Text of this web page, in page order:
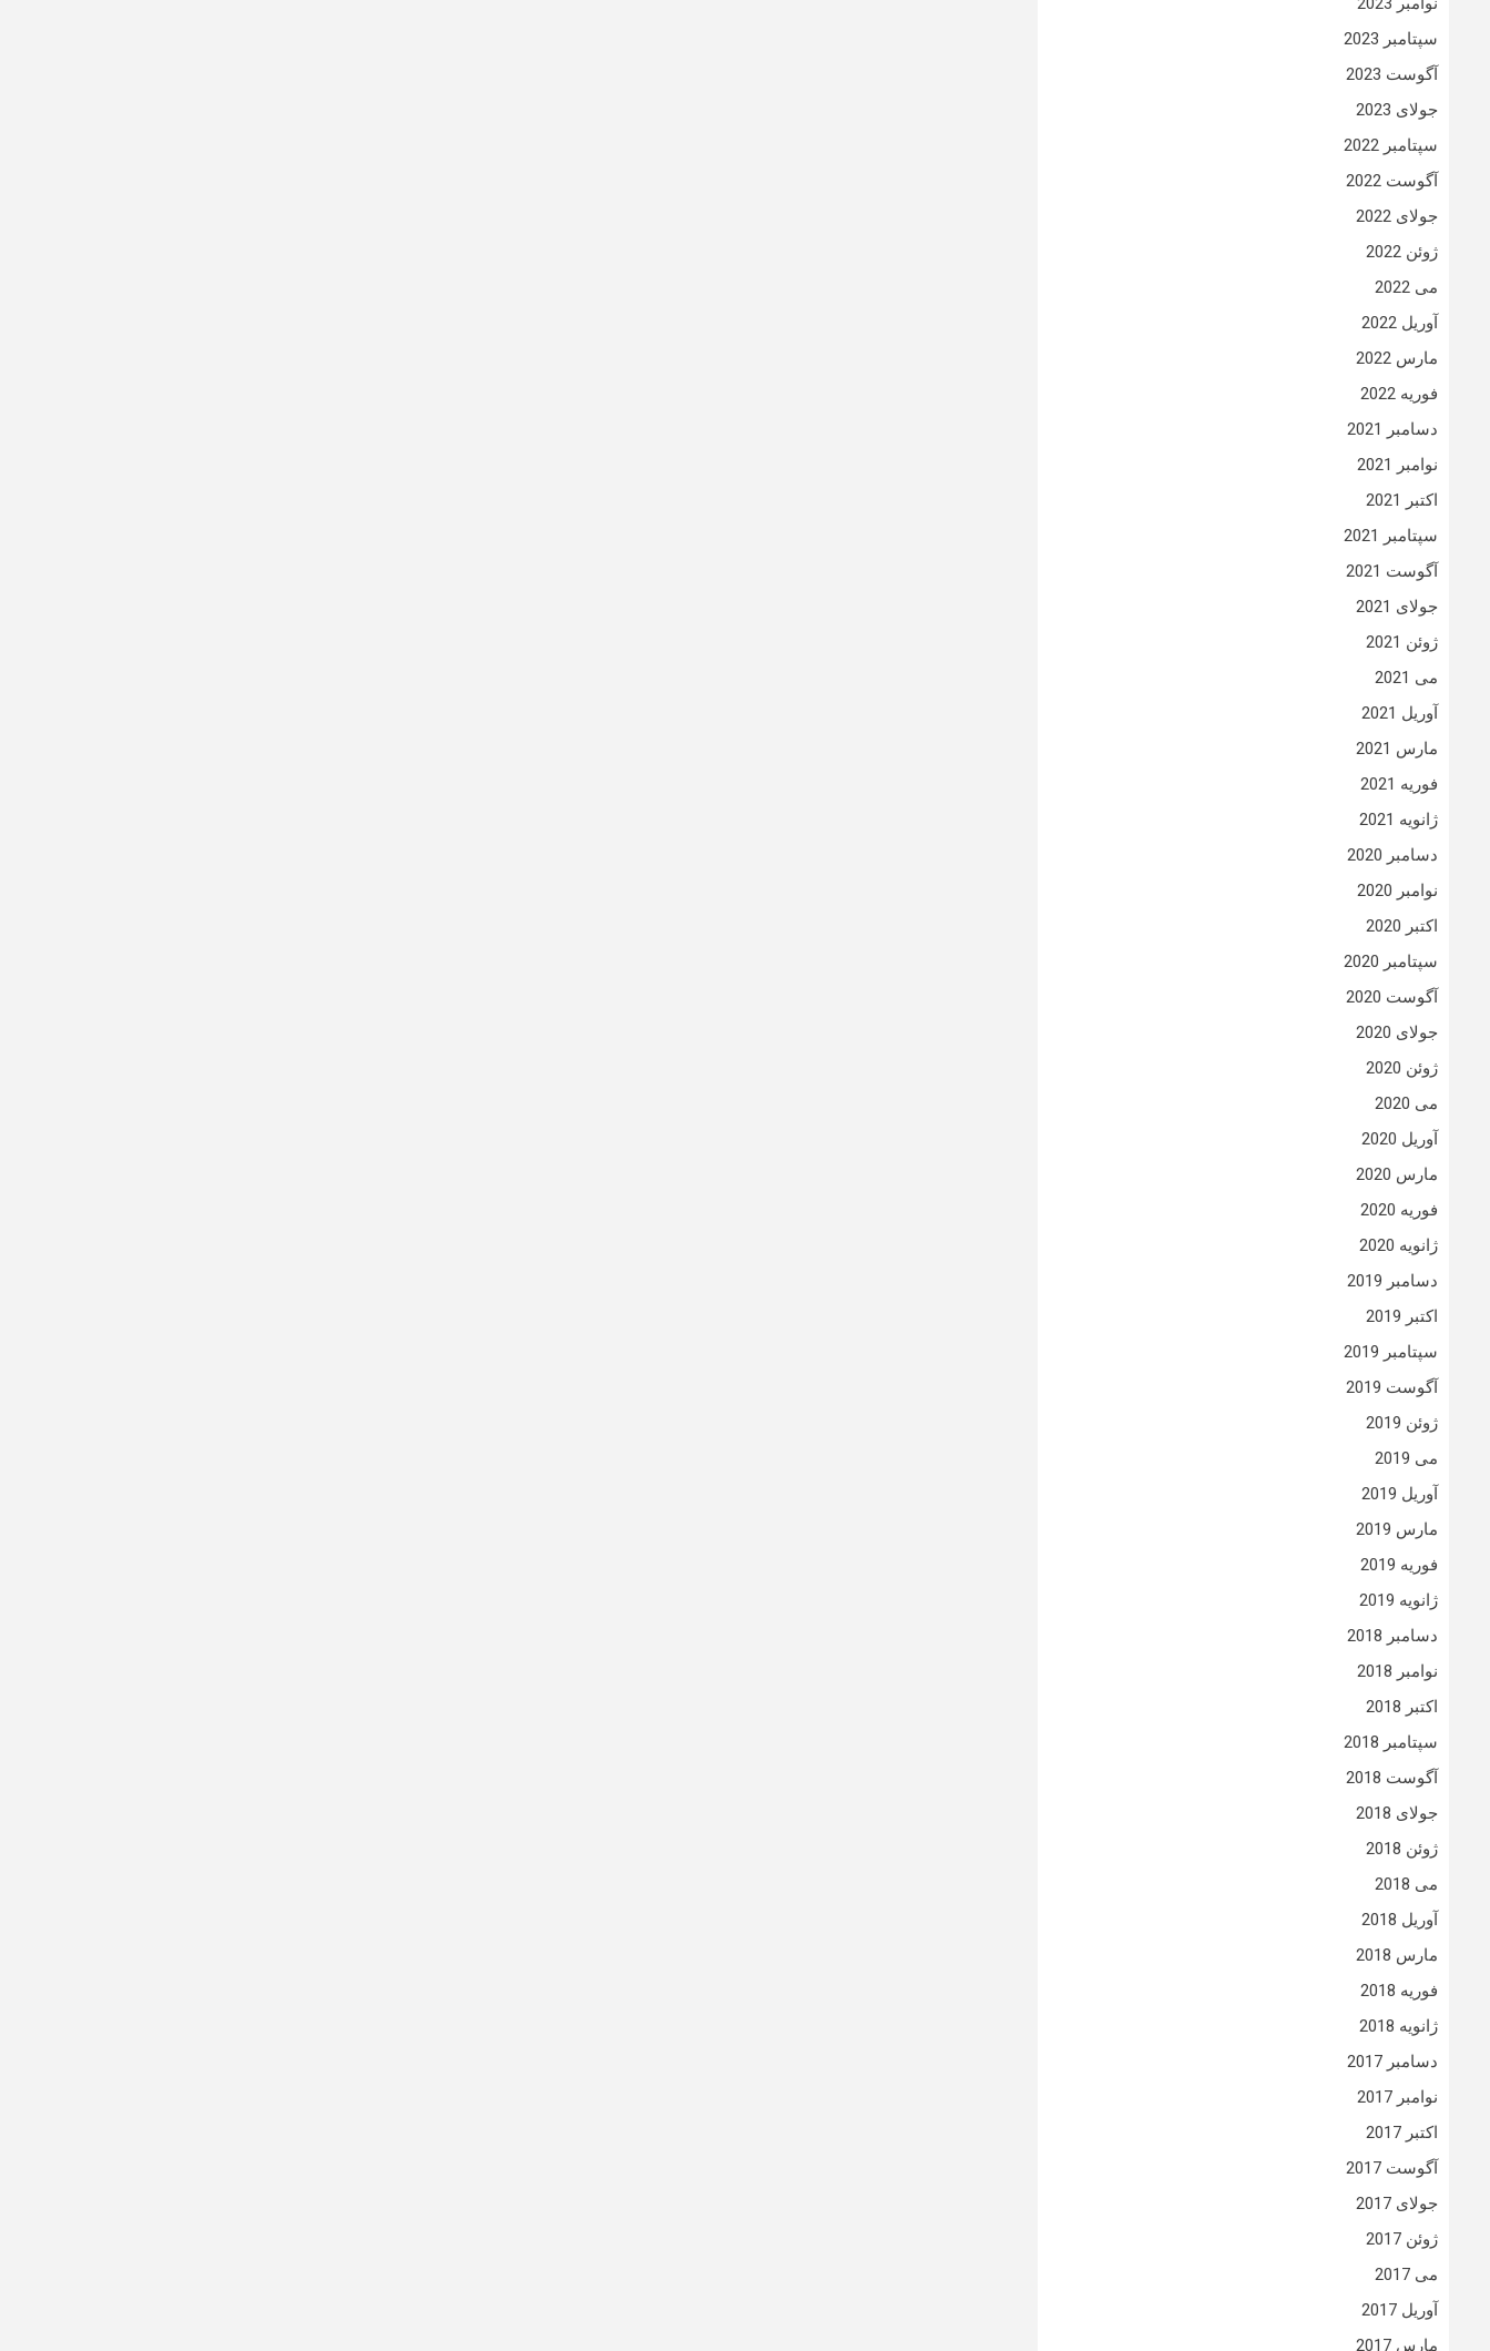
سپتامبر 2023
آگوست 2023
جولای 2023
سپتامبر 2022
آگوست 2022
جولای 2022
ژوئن 2022
می 2022
آوریل 2022
مارس 2022
فوریه 2022
دسامبر 2021
نوامبر 2021
اکتبر 2021
سپتامبر 2021
آگوست 2021
جولای 2021
ژوئن 2021
می 2021
آوریل 2021
مارس 2021
فوریه 2021
ژانویه 2021
دسامبر 2020
نوامبر 2020
اکتبر 2020
سپتامبر 2020
آگوست 2020
جولای 2020
ژوئن 2020
می 2020
آوریل 2020
مارس 2020
فوریه 2020
ژانویه 2020
دسامبر 2019
اکتبر 2019
سپتامبر 2019
آگوست 2019
ژوئن 2019
می 2019
آوریل 2019
مارس 2019
فوریه 2019
ژانویه 2019
دسامبر 2018
نوامبر 2018
اکتبر 2018
سپتامبر 2018
آگوست 2018
جولای 2018
ژوئن 2018
می 2018
آوریل 2018
مارس 2018
فوریه 2018
ژانویه 2018
دسامبر 2017
نوامبر 2017
اکتبر 2017
آگوست 2017
جولای 2017
ژوئن 2017
می 2017
آوریل 2017
مارس 2017